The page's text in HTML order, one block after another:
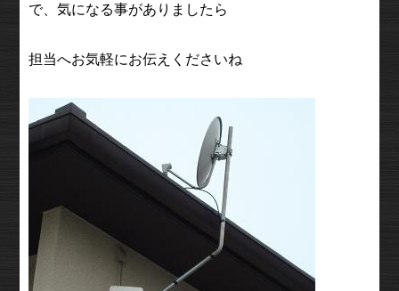
で、気になる事がありましたら
担当へお気軽にお伝えくださいね